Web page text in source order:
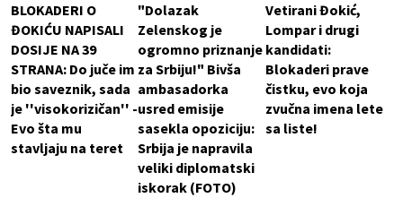
BLOKADERI O
ĐOKIĆU NAPISALI
DOSIJE NA 39
STRANA: Do juče im
bio saveznik, sada
je ''visokorizičan'' -
Evo šta mu
stavljaju na teret
"Dolazak
Zelenskog je
ogromno priznanje
za Srbiju!" Bivša
ambasadorka
usred emisije
sasekla opoziciju:
Srbija je napravila
veliki diplomatski
iskorak (FOTO)
Vetirani Đokić,
Lompar i drugi
kandidati:
Blokaderi prave
čistku, evo koja
zvučna imena lete
sa liste!